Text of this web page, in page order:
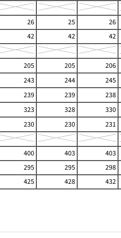
26 25 26
42 42 42
205 205 206
243 244 245
239 239 238
323 328 330
230 230 231
400 403 403
295 295 298
425 428 432